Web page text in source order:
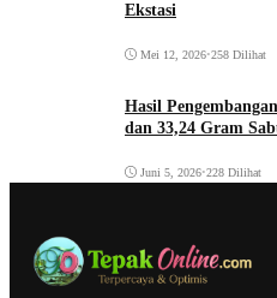
Ekstasi
Mei 12, 2026•258 Dilihat
Hasil
dan 33,24 Gram
Juni 5, 2026•228 Dilihat